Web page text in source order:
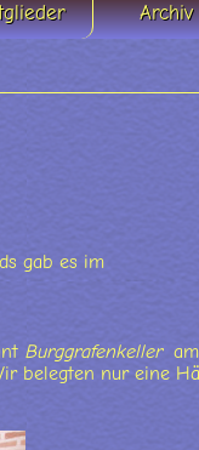
Archiv
gab es im
Burggrafenkelleram
belegten nur eine